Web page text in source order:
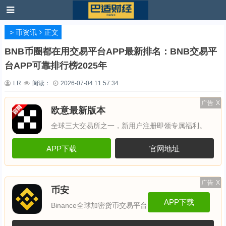
> 币资讯 正文
BNB币圈都在用交易平台APP最新排名：BNB交易平
台APP可靠排行榜2025年
LR 阅读： 2026-07-04 11:57:34
广告 X
欧意最新版本
全球三大交易所之一，新用户注册即领专属福利。
APP下载 官网地址
广告 X
币安
Binance全球加密货币交易平台 APP下载